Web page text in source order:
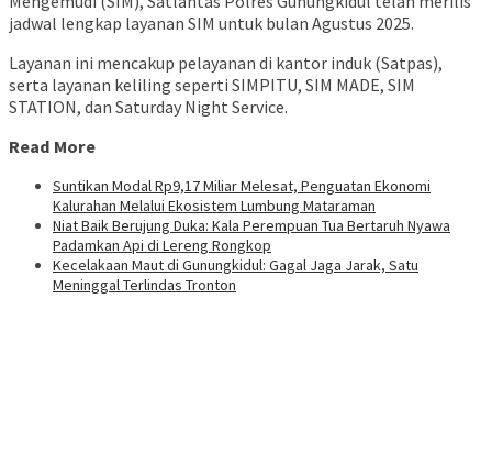
jadwal lengkap layanan SIM untuk bulan Agustus 2025.
Layanan ini mencakup pelayanan di kantor induk (Satpas),
serta layanan keliling seperti SIMPITU, SIM MADE, SIM
STATION, dan Saturday Night Service.
Read More
Suntikan Modal Rp9,17 Miliar Melesat, Penguatan Ekonomi
Kalurahan Melalui Ekosistem Lumbung Mataraman
Niat Baik Berujung Duka: Kala Perempuan Tua Bertaruh Nyawa
Padamkan Api di Lereng Rongkop
Kecelakaan Maut di Gunungkidul: Gagal Jaga Jarak, Satu
Meninggal Terlindas Tronton